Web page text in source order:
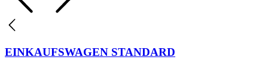
EINKAUFSWAGEN STANDARD